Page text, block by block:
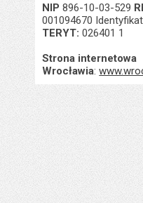
NIP 896-10-03-529
001094670
TERYT: 026401 1
Strona internetowa
Wrocławia: